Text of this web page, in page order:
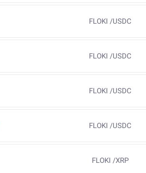
FLOKI /USDC
FLOKI /USDC
FLOKI /USDC
FLOKI /USDC
FLOKI /XRP